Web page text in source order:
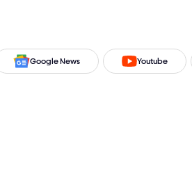
Google News Youtube